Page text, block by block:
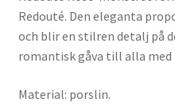
Redouté. Den eleganta
och blir en stilren detalj på
romantisk gåva till alla
Material: porslin.